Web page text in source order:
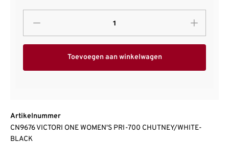
Toevoegen aan winkelwagen
Artikelnummer
CN9676 VICTORI ONE WOMEN'S PRI-700 CHUTNEY/WHITE-
BLACK